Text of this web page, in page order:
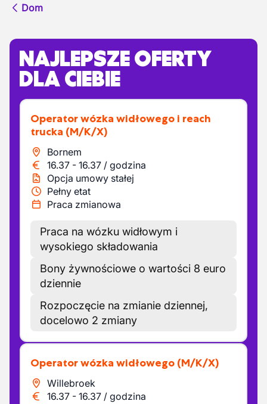
Dom
NAJLEPSZE OFERTY
DLA CIEBIE
Operator wózka widłowego i reach
trucka (M/K/X)
Bornem
16.37 - 16.37 / godzina
Opcja umowy stałej
Pełny etat
Praca zmianowa
Praca na wózku widłowym i
wysokiego składowania
Bony żywnościowe o wartości 8 euro
dziennie
Rozpoczęcie na zmianie dziennej,
docelowo 2 zmiany
Operator wózka widłowego (M/K/X)
Willebroek
16.37 - 16.37 / godzina